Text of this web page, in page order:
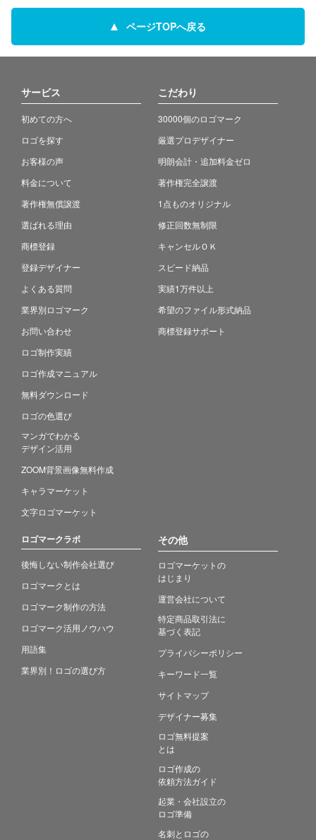
ページTOPへ戻る
サービス
初めての方へ
ロゴを探す
お客様の声
料金について
著作権無償譲渡
選ばれる理由
商標登録
登録デザイナー
よくある質問
業界別ロゴマーク
お問い合わせ
ロゴ制作実績
ロゴ作成マニュアル
無料ダウンロード
ロゴの色選び
マンガでわかる
デザイン活用
ZOOM背景画像無料作成
キャラマーケット
文字ロゴマーケット
こだわり
30000個のロゴマーク
厳選プロデザイナー
明朗会計・追加料金ゼロ
著作権完全譲渡
1点ものオリジナル
修正回数無制限
キャンセルＯＫ
スピード納品
実績1万件以上
希望のファイル形式納品
商標登録サポート
ロゴマークラボ
後悔しない制作会社選び
ロゴマークとは
ロゴマーク制作の方法
ロゴマーク活用ノウハウ
用語集
業界別！ロゴの選び方
その他
ロゴマーケットの
はじまり
運営会社について
特定商品取引法に
基づく表記
プライバシーポリシー
キーワード一覧
サイトマップ
デザイナー募集
ロゴ無料提案
とは
ロゴ作成の
依頼方法ガイド
起業・会社設立の
ロゴ準備
名刺とロゴの